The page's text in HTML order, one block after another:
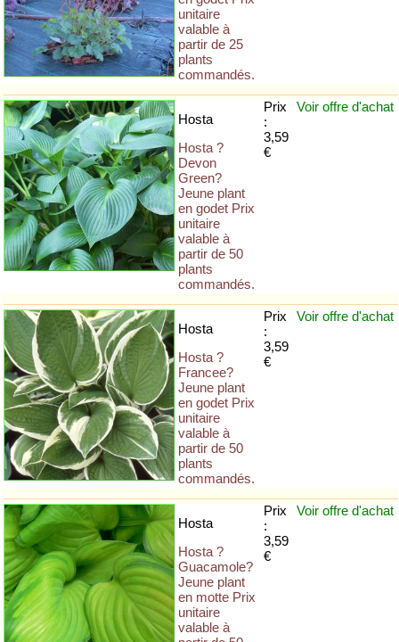
unitaire
valable à
partir de 25
plants
commandés.
Hosta
Hosta ?
Devon
Green?
Jeune plant
en godet Prix
unitaire
valable à
partir de 50
plants
commandés.
Prix
:
3,59
€
Voir offre d'achat
Hosta
Hosta ?
Francee?
Jeune plant
en godet Prix
unitaire
valable à
partir de 50
plants
commandés.
Prix
:
3,59
€
Voir offre d'achat
Hosta
Hosta ?
Guacamole?
Jeune plant
en motte Prix
unitaire
valable à
Prix
:
3,59
€
Voir offre d'achat